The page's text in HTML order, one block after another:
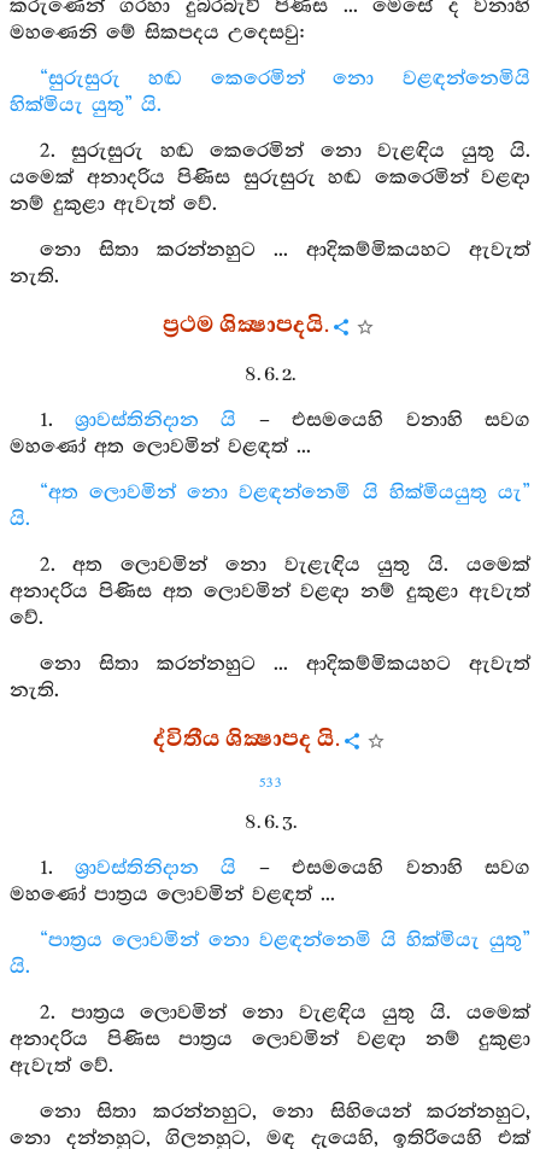
කරුණෙන් ගරහා දුබරබැව් පිණිස ... මෙසේ ද වනාහි
මහණෙනි මේ සිකපදය උදෙසවු:
“සුරුසුරු හඬ කෙරෙමින් නො වළඳන්නෙමියි
හික්මියැ යුතු” යි.
2. සුරුසුරු හඬ කෙරෙමින් නො වැළඳිය යුතු යි.
යමෙක් අනාදරිය පිණිස සුරුසුරු හඬ කෙරෙමින් වළඳා
නම් දුකුළා ඇවැත් වේ.
නො සිතා කරන්නහුට ... ආදිකම්මිකයහට ඇවැත්
නැති.
ප්‍රථම ශික්‍ෂාපදයි.
8. 6. 2.
1.ශ්‍රාවස්තිනිදාන යි – එසමයෙහි වනාහි සවග
මහණෝ අත ලොවමින් වළඳත් ...
“අත ලොවමින් නො වළඳන්නෙමි යි හික්මියයුතු යැ”
යි.
2. අත ලොවමින් නො වැළැඳිය යුතු යි. යමෙක්
අනාදරිය පිණිස අත ලොවමින් වළඳා නම් දුකුළා ඇවැත්
වේ.
නො සිතා කරන්නහුට ... ආදිකම්මිකයහට ඇවැත්
නැති.
ද්විතීය ශික්‍ෂාපද යි.
533
8. 6. 3.
1.ශ්‍රාවස්තිනිදාන යි – එසමයෙහි වනාහි සවග
මහණෝ පාත්‍රය ලොවමින් වළඳත් ...
“පාත්‍රය ලොවමින් නො වළඳන්නෙමි යි හික්මියැ යුතු”
යි.
2. පාත්‍රය ලොවමින් නො වැළඳිය යුතු යි. යමෙක්
අනාදරිය පිණිස පාත්‍රය ලොවමින් වළඳා නම් දුකුළා
ඇවැත් වේ.
නො සිතා කරන්නහුට, නො සිහියෙන් කරන්නහුට,
නො දන්නහුට, ගිලනහුට, මඳ දැයෙහි, ඉතිරියෙහි එක්